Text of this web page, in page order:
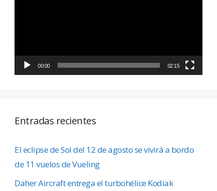
00:00 02:15
Entradas recientes
El eclipse de Sol del 12 de agosto se vivirá a bordo
de 11 vuelos de Vueling
Daher Aircraft entrega el turbohélice Kodiak